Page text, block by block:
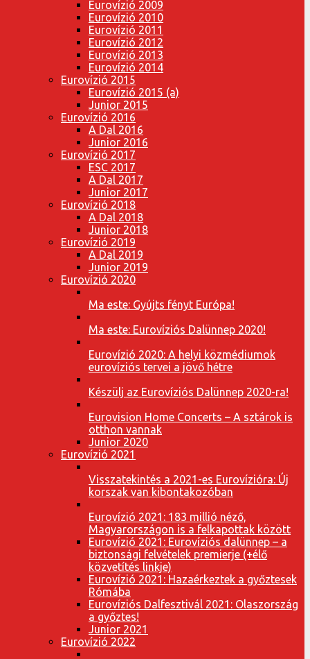
Eurovízió 2009
Eurovízió 2010
Eurovízió 2011
Eurovízió 2012
Eurovízió 2013
Eurovízió 2014
Eurovízió 2015
Eurovízió 2015 (a)
Junior 2015
Eurovízió 2016
A Dal 2016
Junior 2016
Eurovízió 2017
ESC 2017
A Dal 2017
Junior 2017
Eurovízió 2018
A Dal 2018
Junior 2018
Eurovízió 2019
A Dal 2019
Junior 2019
Eurovízió 2020
Ma este: Gyújts fényt Európa!
Ma este: Eurovíziós Dalünnep 2020!
Eurovízió 2020: A helyi közmédiumok
eurovíziós tervei a jövő hétre
Készülj az Eurovíziós Dalünnep 2020-ra!
Eurovision Home Concerts – A sztárok is
otthon vannak
Junior 2020
Eurovízió 2021
Visszatekintés a 2021-es Eurovízióra: Új
korszak van kibontakozóban
Eurovízió 2021: 183 millió néző,
Magyarországon is a felkapottak között
Eurovízió 2021: Eurovíziós dalünnep – a
biztonsági felvételek premierje (+élő
közvetítés linkje)
Eurovízió 2021: Hazaérkeztek a győztesek
Rómába
Eurovíziós Dalfesztivál 2021: Olaszország
a győztes!
Junior 2021
Eurovízió 2022